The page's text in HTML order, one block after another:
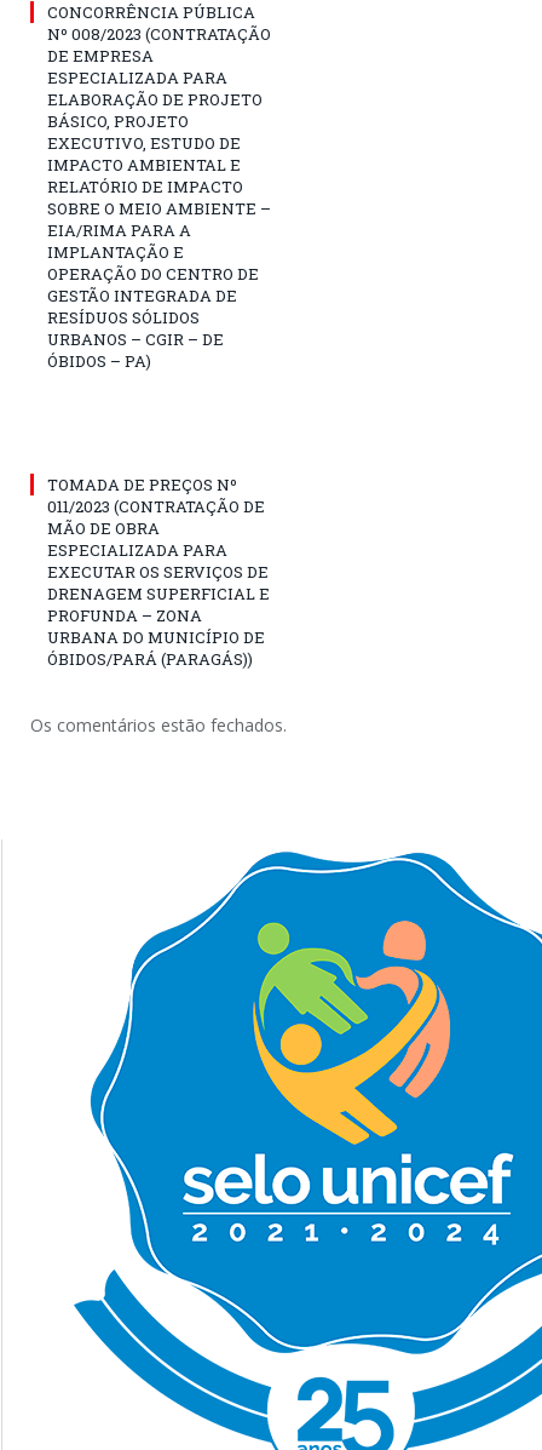
CONCORRÊNCIA PÚBLICA
Nº 008/2023 (CONTRATAÇÃO
DE EMPRESA
ESPECIALIZADA PARA
ELABORAÇÃO DE PROJETO
BÁSICO, PROJETO
EXECUTIVO, ESTUDO DE
IMPACTO AMBIENTAL E
RELATÓRIO DE IMPACTO
SOBRE O MEIO AMBIENTE –
EIA/RIMA PARA A
IMPLANTAÇÃO E
OPERAÇÃO DO CENTRO DE
GESTÃO INTEGRADA DE
RESÍDUOS SÓLIDOS
URBANOS – CGIR – DE
ÓBIDOS – PA)
TOMADA DE PREÇOS Nº
011/2023 (CONTRATAÇÃO DE
MÃO DE OBRA
ESPECIALIZADA PARA
EXECUTAR OS SERVIÇOS DE
DRENAGEM SUPERFICIAL E
PROFUNDA – ZONA
URBANA DO MUNICÍPIO DE
ÓBIDOS/PARÁ (PARAGÁS))
Os comentários estão fechados.